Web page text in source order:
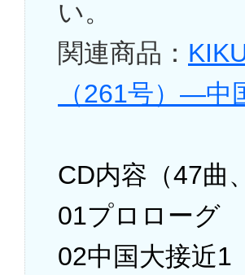
い。
関連商品：
（261号）―
CD内容（47曲
01プロローグ
02中国大接近1